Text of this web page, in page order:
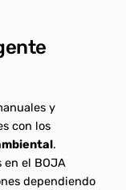
y
con los
.
en el BOJA
dependiendo